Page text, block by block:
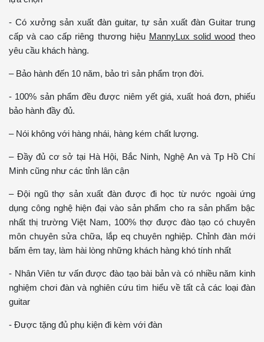
- Có xưởng sản xuất đàn guitar, tự sản xuất đàn Guitar trung
cấp và cao cấp riêng thương hiệu MannyLux solid woodtheo
yêu cầu khách hàng.
– Bảo hành đến 10 năm, bảo trì sản phẩm trọn đời.
- 100% sản phẩm đều được niêm yết giá, xuất hoá đơn, phiếu
bảo hành đầy đủ.
– Nói không với hàng nhái, hàng kém chất lượng.
– Đầy đủ cơ sở tại Hà Hội, Bắc Ninh, Nghệ An và Tp Hồ Chí
Minh cũng như các tỉnh lân cận
– Đội ngũ thợ sản xuất đàn được đi học từ nước ngoài ứng
dụng công nghệ hiện đại vào sản phẩm cho ra sản phẩm bậc
nhất thị trường Việt Nam, 100% thợ được đào tạo có chuyên
môn chuyên sửa chữa, lắp eq chuyên nghiệp. Chỉnh đàn mới
bấm êm tay, làm hài lòng những khách hàng khó tính nhất
- Nhân Viên tư vấn được đào tạo bài bản và có nhiều năm kinh
nghiệm chơi đàn và nghiên cứu tìm hiểu về tất cả các loại đàn
guitar
- Được tặng đủ phụ kiện đi kèm với đàn